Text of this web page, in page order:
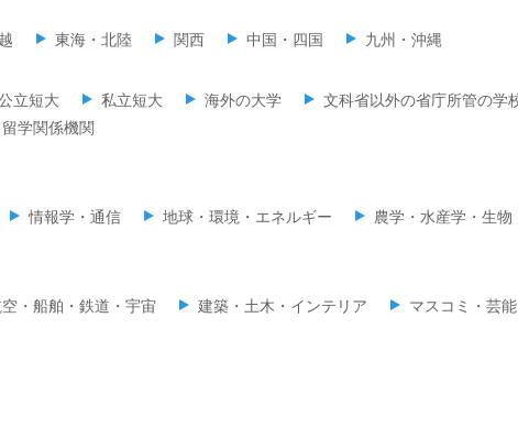
東海・北陸 関西 中国・四国 九州・沖縄
立短大 私立短大 海外の大学 文科省以外の省庁所管の学
留学関係機関
情報学・通信 地球・環境・エネルギー 農学・水産学・生物
・船舶・鉄道・宇宙 建築・土木・インテリア マスコミ・芸